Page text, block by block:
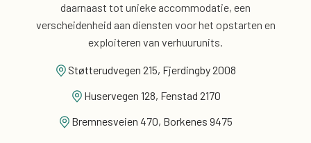
daarnaast tot unieke accommodatie, een
verscheidenheid aan diensten voorhet opstarten en
exploiteren van verhuurunits.
Støtterudvegen 215, Fjerdingby 2008
Huservegen 128, Fenstad 2170
Bremnesveien 470, Borkenes 9475